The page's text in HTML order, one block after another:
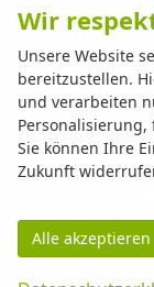
Cookie-
Warum EU-
Weitere Informationen
spezifischen CO2-
können dem 'Leitfaden
spezifischen CO -
entnommen werden, der
© 2026Automarkt
Allgäu,
+49-7522-
Wir
Unsere Website
bereitzustellen.
und verarbeiten
Sie können Ihre
Zukunft
Alle akzeptieren